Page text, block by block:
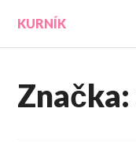
obsah
KURNÍK
Značka: